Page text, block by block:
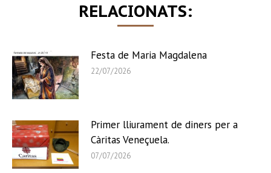
RELACIONATS:
Festa de Maria Magdalena
22/07/2026
Primer lliurament de diners per a
Càritas Veneçuela.
07/07/2026